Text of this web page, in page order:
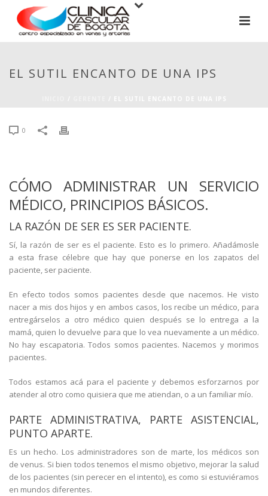
EL SUTIL ENCANTO DE UNA IPS
0
CÓMO ADMINISTRAR UN SERVICIO
MÉDICO, PRINCIPIOS BÁSICOS.
LA RAZÓN DE SER ES SER PACIENTE.
Sí, la razón de ser es el paciente. Esto es lo primero. Añadámosle
a esta frase célebre que hay que ponerse en los zapatos del
paciente, ser paciente.
En efecto todos somos pacientes desde que nacemos. He visto
nacer a mis dos hijos y en ambos casos, los recibe un médico, para
entregárselos a otro médico quien después se lo entrega a la
mamá, quien lo devuelve para que lo vea nuevamente a un médico.
No hay escapatoria. Todos somos pacientes. Nacemos y morimos
pacientes.
Todos estamos acá para el paciente y debemos esforzarnos por
atender al otro como quisiera que me atiendan, o a un familiar mío.
PARTE ADMINISTRATIVA, PARTE ASISTENCIAL,
PUNTO APARTE.
Es un hecho. Los administradores son de marte, los médicos son
de venus. Si bien todos tenemos el mismo objetivo, mejorar la salud
de los pacientes (sin perecer en el intento), es como si estuviéramos
en mundos diferentes.